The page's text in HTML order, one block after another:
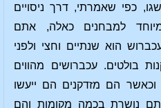
כפי שאמרתי, דרך ניסויים
למבחנים כאלה, אתם
הוא שנתיים וחצי ולפני
בולטים. עכברושים מהווים
וכאשר הם מזדקנים הם ייעשו
נושרת בכמה מקומות והם